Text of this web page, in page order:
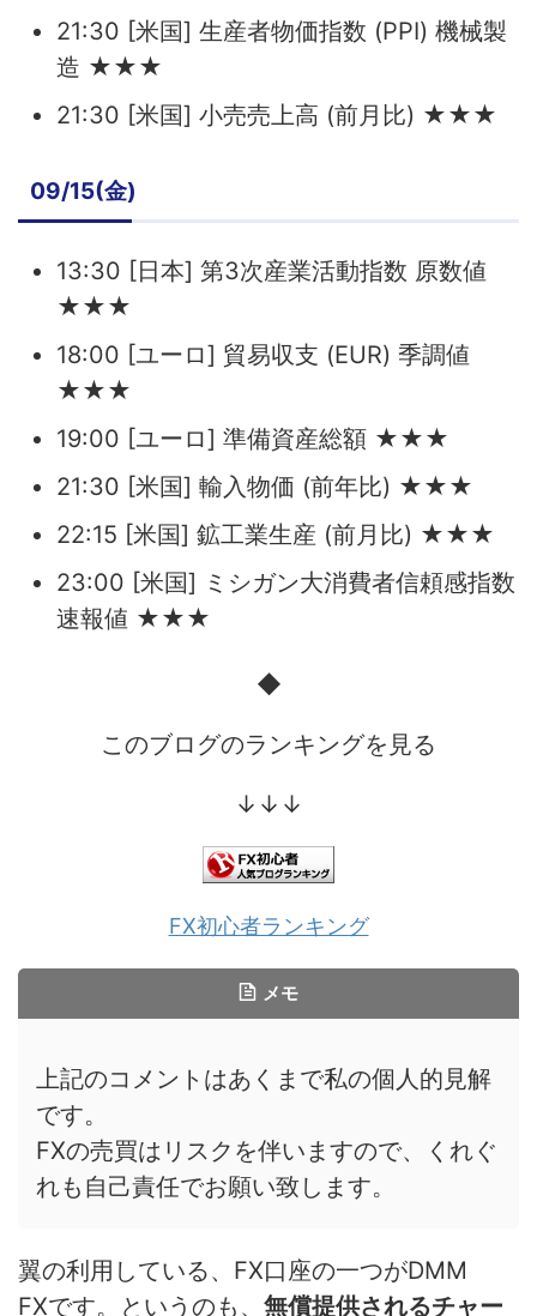
21:30 [米国] 生産者物価指数 (PPI) 機械製
造 ★★★
21:30 [米国] 小売売上高 (前月比) ★★★
09/15(金)
13:30 [日本] 第3次産業活動指数 原数値
★★★
18:00 [ユーロ] 貿易収支 (EUR) 季調値
★★★
19:00 [ユーロ] 準備資産総額 ★★★
21:30 [米国] 輸入物価 (前年比) ★★★
22:15 [米国] 鉱工業生産 (前月比) ★★★
23:00 [米国] ミシガン大消費者信頼感指数
速報値 ★★★
◆
このブログのランキングを見る
↓↓↓
FX初心者ランキング
メモ
上記のコメントはあくまで私の個人的見解
です。
FXの売買はリスクを伴いますので、くれぐ
れも自己責任でお願い致します。
翼の利用している、FX口座の一つがDMM
FXです。というのも、 無償提供されるチャー